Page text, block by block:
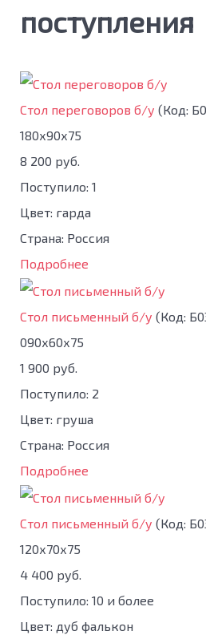
поступления
Стол переговоров б/у (Код:
180х90х75
8 200 руб.
Поступило: 1
Цвет: гарда
Страна: Россия
Подробнее
Стол письменный б/у (Код:
090х60х75
1 900 руб.
Поступило: 2
Цвет: груша
Страна: Россия
Подробнее
Стол письменный б/у (Код:
120х70х75
4 400 руб.
Поступило: 10 и более
Цвет: дуб фалькон